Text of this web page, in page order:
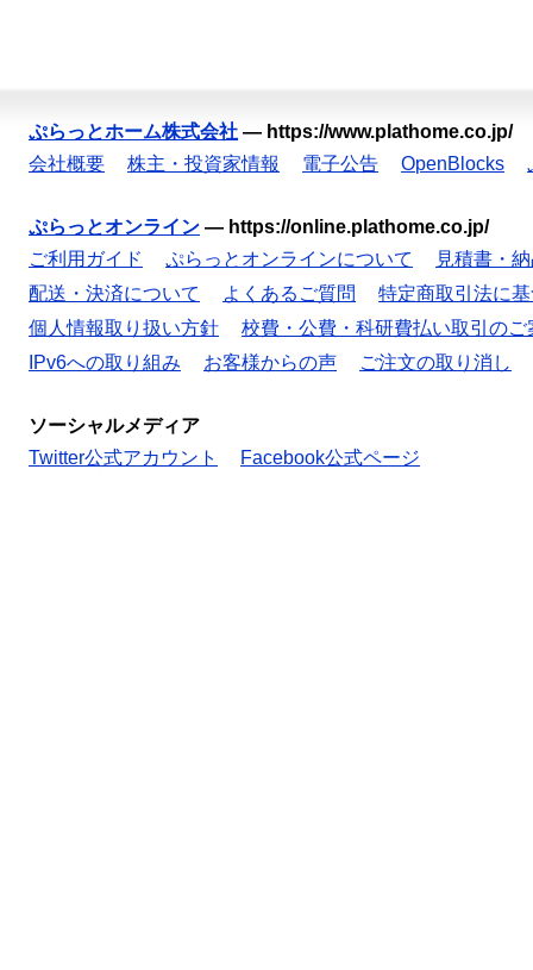
ぷらっとホーム株式会社 — https://www.plathome.co.jp/
会社概要
株主・投資家情報 電子公告 OpenBlocks
ぷらっとオンライン — https://online.plathome.co.jp/
ご利用ガイド
ぷらっとオンラインについて
見積書・
配送・決済について
よくあるご質問
特定商取引法に
個人情報取り扱い方針
校費・公費・科研費払い取引のご
IPv6への取り組み
お客様からの声 ご注文の取り消し
ソーシャルメディア
Twitter公式アカウント
Facebook公式ページ